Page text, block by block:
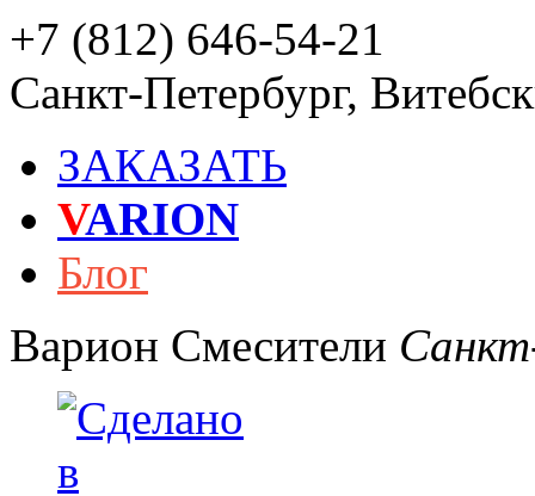
+7 (812) 646-54-21
Санкт-Петербург,
ЗАКАЗАТЬ
VARION
Блог
Варион Смесители